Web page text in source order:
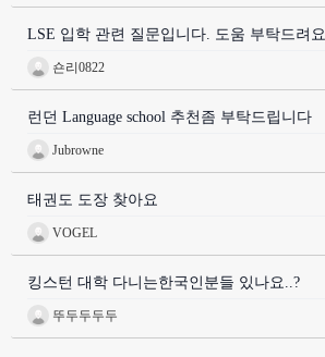
LSE 입학 관련 질문입니다. 도움 부탁드려요
숀리0822
런던 Language school 추천좀 부탁드립니다
Jubrowne
태권도 도장 찾아요
VOGEL
킹스턴 대학 다니는한국인분들 있나요..?
뚜두두두두